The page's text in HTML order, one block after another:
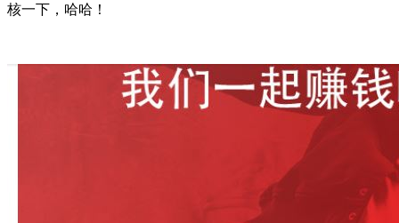
核一下，哈哈！